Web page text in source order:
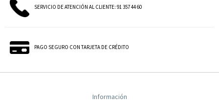
SERVICIO DE ATENCIÓN AL CLIENTE: 91 357 44 60
PAGO SEGURO CON TARJETA DE CRÉDITO
Información